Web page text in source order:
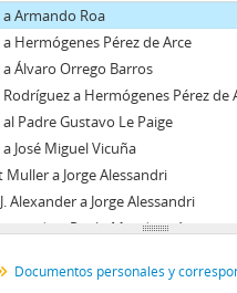
a Armando Roa
Hermógenes Pérez de Arce
a Álvaro Orrego Barros
Rodríguez a Hermógenes Pérez de
Padre Gustavo Le Paige
José Miguel Vicuña
a Jorge Alessandri
Alexander a Jorge Alessandri
a Pablo Mendoza A.
Pérez de Arce a Jorge